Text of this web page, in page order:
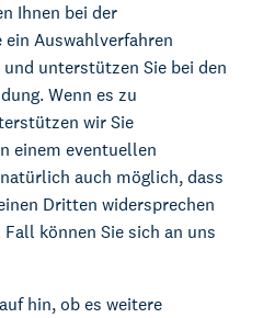
Ihnen bei der
Auswahlverfahren
unterstützen Sie bei den
Wenn es zu
wir Sie
einem eventuellen
auch möglich, dass
Dritten widersprechen
können Sie sich an uns
hin, ob es weitere